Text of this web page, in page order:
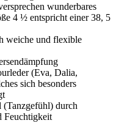
wunderbares
4 ½ entspricht einer 38, 5
weiche und flexible
(Eva, Dalia,
sich besonders
(Tanzgefühl) durch
Feuchtigkeit